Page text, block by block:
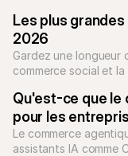
Les plus
2026
Gardez une longueur
commerce social et
Qu'est-ce que le
pour les
Le commerce
assistants IA comme